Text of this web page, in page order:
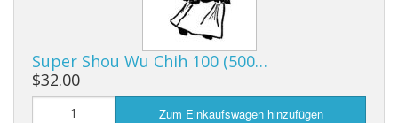
Super Shou Wu Chih 100 (500…
$32.00
Zum Einkaufswagen hinzufügen